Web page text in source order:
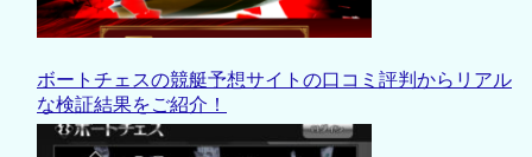
ボートチェスの競艇予想サイトの口コミ評判からリアル
な検証結果をご紹介！